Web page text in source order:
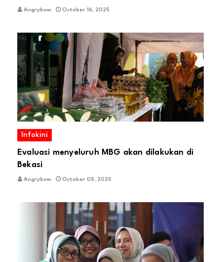
Angrybow October 16, 2025
Infokini
Evaluasi menyeluruh MBG akan dilakukan di
Bekasi
Angrybow October 05, 2025